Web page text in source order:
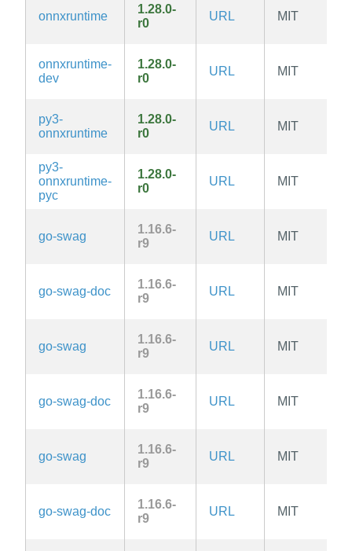
onnxruntime
1.28.0-
r0
URL MIT
onnxruntime-
dev
1.28.0-
r0
URL MIT
py3-
onnxruntime
1.28.0-
r0
URL MIT
py3-
onnxruntime-
pyc
1.28.0-
r0
URL MIT
go-swag
1.16.6-
r9
URL MIT
go-swag-doc
1.16.6-
r9
URL MIT
go-swag
1.16.6-
r9
URL MIT
go-swag-doc
1.16.6-
r9
URL MIT
go-swag
1.16.6-
r9
URL MIT
go-swag-doc
1.16.6-
r9
URL MIT